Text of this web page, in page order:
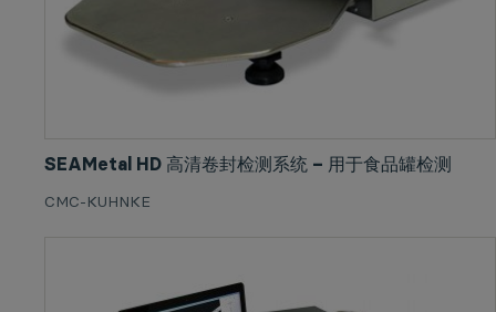
SEAMetal HD 高清卷封检测系统 – 用于食品罐检测
CMC-KUHNKE